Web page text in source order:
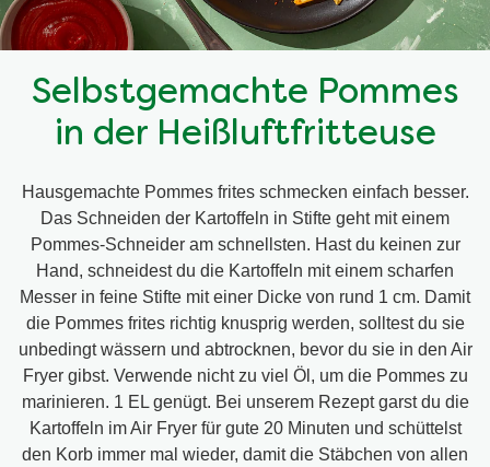
Selbstgemachte Pommes
in der Heißluftfritteuse
Hausgemachte Pommes frites schmecken einfach besser.
Das Schneiden der Kartoffeln in Stifte geht mit einem
Pommes-Schneider am schnellsten. Hast du keinen zur
Hand, schneidest du die Kartoffeln mit einem scharfen
Messer in feine Stifte mit einer Dicke von rund 1 cm. Damit
die Pommes frites richtig knusprig werden, solltest du sie
unbedingt wässern und abtrocknen, bevor du sie in den Air
Fryer gibst. Verwende nicht zu viel Öl, um die Pommes zu
marinieren. 1 EL genügt. Bei unserem Rezept garst du die
Kartoffeln im Air Fryer für gute 20 Minuten und schüttelst
den Korb immer mal wieder, damit die Stäbchen von allen